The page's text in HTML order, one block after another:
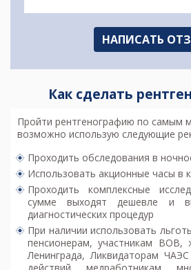
НАПИСАТЬ
Как сделать
Пройти рентгенографию по самым
возможно использую следующие
Проходить обследования в
Использовать акционные часы в
Проходить комплексные
сумме выходят дешевле и
диагностических процедур
При наличии использовать
пенсионерам, участникам ВОВ,
Ленинграда, Ликвидаторам